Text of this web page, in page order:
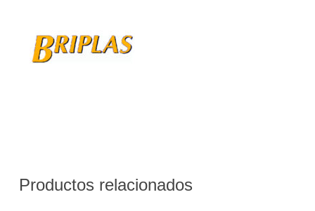
Productos relacionados